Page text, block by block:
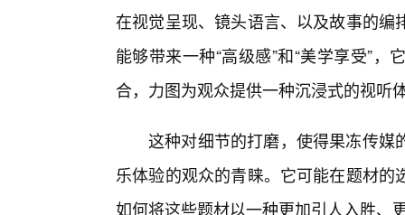
在视觉呈现、镜头语言、以及故事的
能够带来一种“高级感”和“美学享受”
合，力图为观众提供一种沉浸式的视听
这种对细节的打磨，使得果冻传媒
乐体验的观众的青睐。它可能在题材
如何将这些题材以一种更加引人入胜、